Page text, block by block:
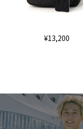
¥13,200